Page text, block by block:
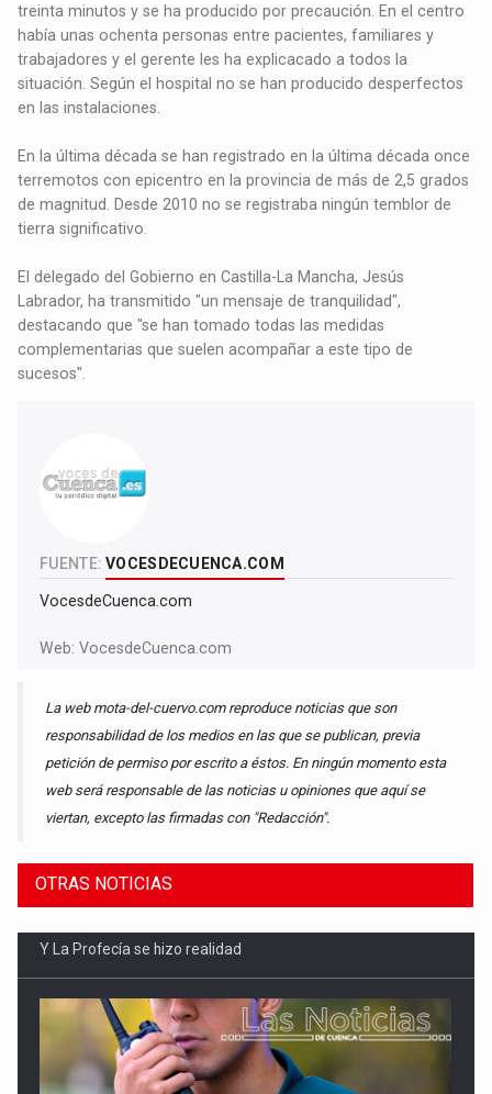
treinta minutos y se ha producido por precaución. En el centro
había unas ochenta personas entre pacientes, familiares y
trabajadores y el gerente les ha explicacado a todos la
situación. Según el hospital no se han producido desperfectos
en las instalaciones.
En la última década se han registrado en la última década once
terremotos con epicentro en la provincia de más de 2,5 grados
de magnitud. Desde 2010 no se registraba ningún temblor de
tierra significativo.
El delegado del Gobierno en Castilla-La Mancha, Jesús
Labrador, ha transmitido "un mensaje de tranquilidad",
destacando que "se han tomado todas las medidas
complementarias que suelen acompañar a este tipo de
sucesos".
FUENTE: VOCESDECUENCA.COM
VocesdeCuenca.com
Web:VocesdeCuenca.com
La web mota-del-cuervo.com reproduce noticias que son
responsabilidad de los medios en las que se publican, previa
petición de permiso por escrito a éstos. En ningún momento esta
web será responsable de las noticias u opiniones que aquí se
viertan, excepto las firmadas con "Redacción".
OTRAS NOTICIAS